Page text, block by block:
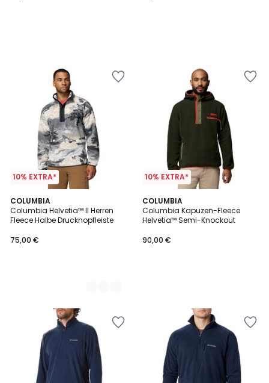
10% EXTRA*
COLUMBIA
Columbia Helvetia™ II Herren
Fleece Halbe Drucknopfleiste
75,00 €
2
Farben
10% EXTRA*
COLUMBIA
Columbia Kapuzen-Fleece
Helvetia™ Semi-Knockout
90,00 €